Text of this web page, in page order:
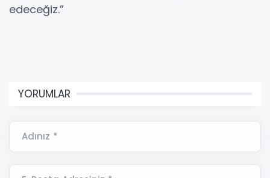
edeceğiz.”
YORUMLAR
Adınız *